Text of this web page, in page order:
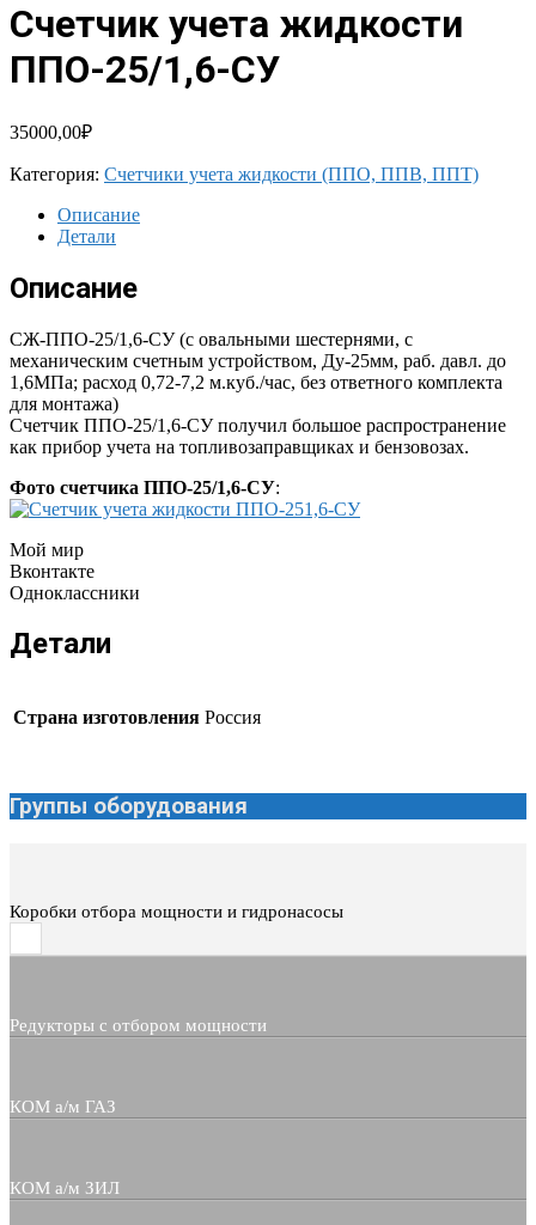
Счетчик учета жидкости
ППО-25/1,6-СУ
35000,00₽
Категория: Счетчики учета жидкости (ППО, ППВ, ППТ)
Описание
Детали
Описание
СЖ-ППО-25/1,6-СУ (с овальными шестернями, с
механическим счетным устройством, Ду-25мм, раб. давл. до
1,6МПа; расход 0,72-7,2 м.куб./час, без ответного комплекта
для монтажа)
Счетчик ППО-25/1,6-СУ получил большое распространение
как прибор учета на топливозаправщиках и бензовозах.
Фото счетчика ППО-25/1,6-СУ:
Мой мир
Вконтакте
Одноклассники
Детали
Страна изготовления Россия
Группы оборудования
Коробки отбора мощности и гидронасосы
Редукторы с отбором мощности
КОМ а/м ГАЗ
КОМ а/м ЗИЛ